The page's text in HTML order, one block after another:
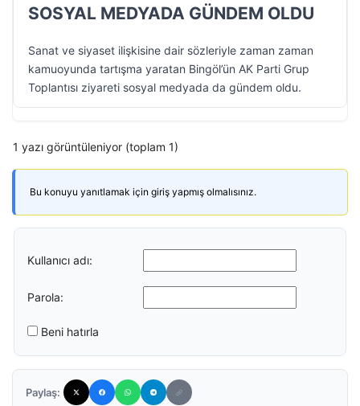
SOSYAL MEDYADA GÜNDEM OLDU
Sanat ve siyaset ilişkisine dair sözleriyle zaman zaman
kamuoyunda tartışma yaratan Bingöl’ün AK Parti Grup
Toplantısı ziyareti sosyal medyada da gündem oldu.
1 yazı görüntüleniyor (toplam 1)
Bu konuyu yanıtlamak için giriş yapmış olmalısınız.
Kullanıcı adı:
Parola:
Beni hatırla
Paylaş: